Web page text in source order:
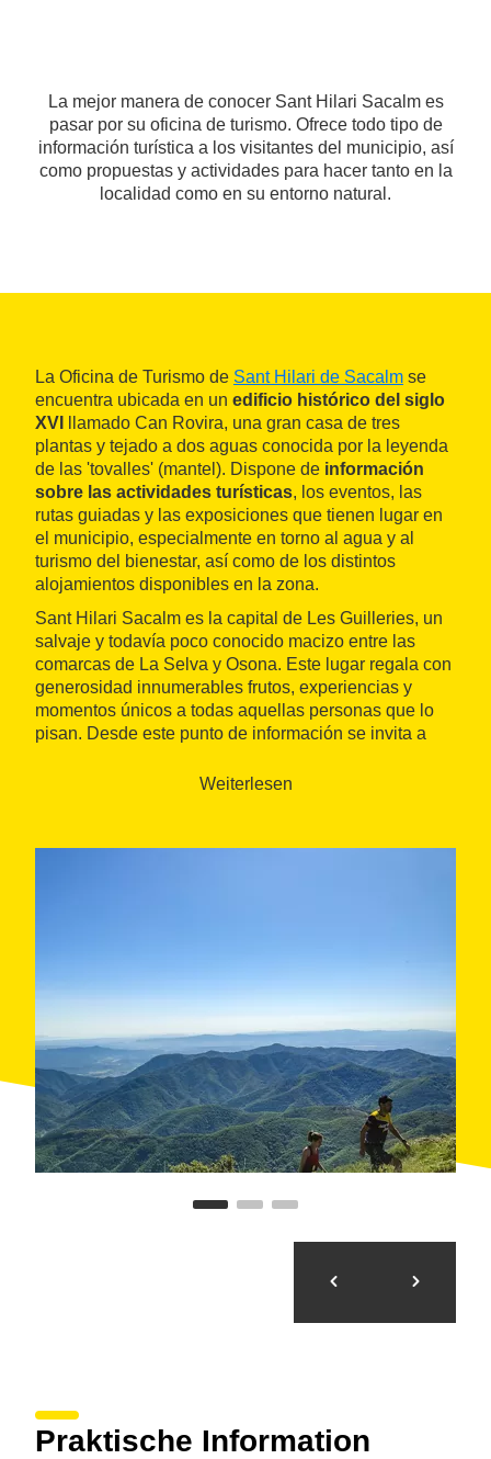
La mejor manera de conocer Sant Hilari Sacalm es
pasar por su oficina de turismo. Ofrece todo tipo de
información turística a los visitantes del municipio, así
como propuestas y actividades para hacer tanto en la
localidad como en su entorno natural.
La Oficina de Turismo de Sant Hilari de Sacalm se
encuentra ubicada en un edificio histórico del siglo
XVI
llamado Can Rovira, una gran casa de tres
plantas y tejado a dos aguas conocida por la leyenda
de las 'tovalles' (mantel). Dispone de información
sobre las actividades turísticas, los eventos, las
rutas guiadas y las exposiciones que tienen lugar en
el municipio, especialmente en torno al agua y al
turismo del bienestar, así como de los distintos
alojamientos disponibles en la zona.
Sant Hilari Sacalm es la capital de Les Guilleries, un
salvaje y todavía poco conocido macizo entre las
comarcas de La Selva y Osona. Este lugar regala con
generosidad innumerables frutos, experiencias y
momentos únicos a todas aquellas personas que lo
pisan. Desde este punto de información se invita a
rutas guiadasy varias visitas a lugares de
Weiterlesen
Praktische Information